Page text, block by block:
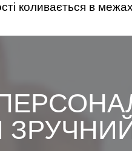
коливається в